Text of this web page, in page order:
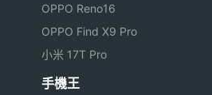
OPPO Reno16
OPPO Find X9 Pro
小米 17T Pro
手機王